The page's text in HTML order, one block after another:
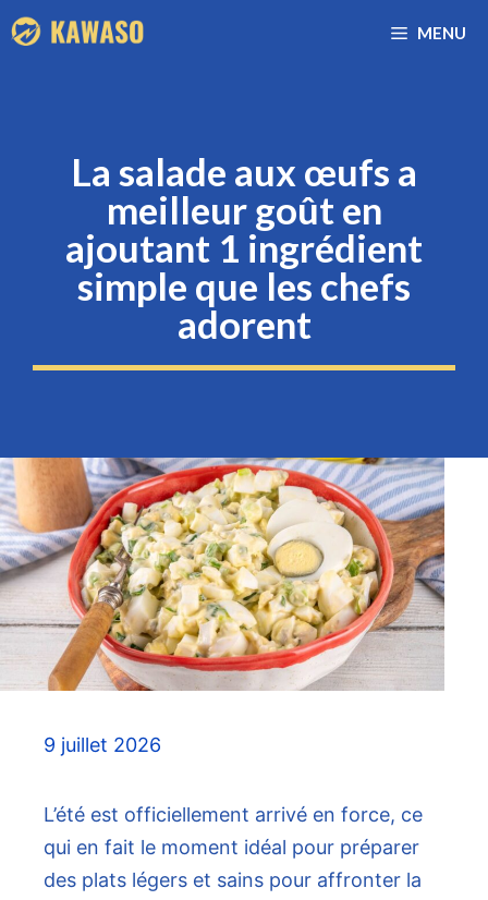
Aller
au
MENU
La salade aux œufs a
meilleur goût en
ajoutant 1 ingrédient
simple que les chefs
adorent
9 juillet 2026
L’été est officiellement arrivé en force, ce
qui en fait le moment idéal pour préparer
des plats légers et sains pour affronter la